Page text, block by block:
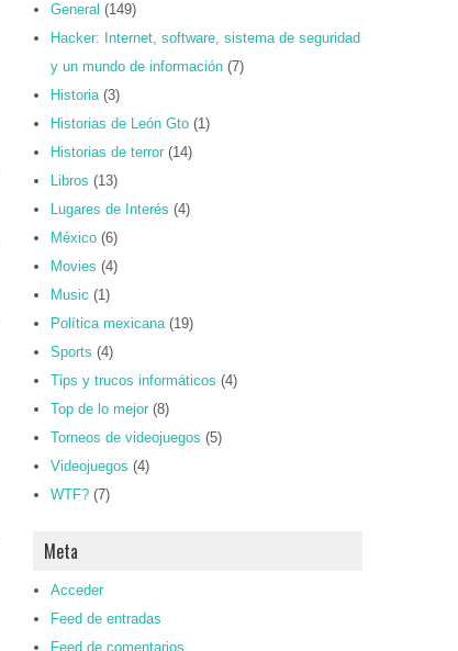
General (149)
Hacker: Internet, software, sistema de seguridad
y un mundo de información (7)
Historia(3)
Historias de León Gto (1)
Historias de terror (14)
Libros (13)
Lugares de Interés (4)
México (6)
Movies (4)
Music (1)
Política mexicana(19)
Sports (4)
Tips y trucos informáticos (4)
Top de lo mejor (8)
Torneos de videojuegos (5)
Videojuegos (4)
WTF? (7)
Meta
Acceder
Feed de entradas
Feed de comentarios